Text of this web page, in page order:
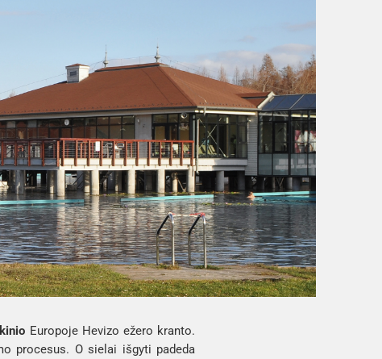
Europoje Hevizo ežero kranto.
procesus. O sielai išgyti padeda